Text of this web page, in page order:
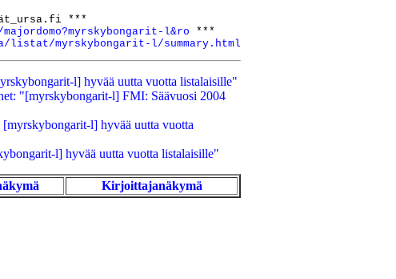
***
l&ro ***
myrskybongarit-l/summary.html
l] hyvää uutta vuotta listalaisille"
"[myrskybongarit-l] FMI: Säävuosi 2004
l] hyvää uutta vuotta
l] hyvää uutta vuotta listalaisille"
Kirjoittajanäkymä